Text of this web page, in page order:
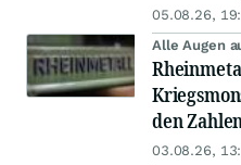
05.08.26,
Alle Augen
den
03.08.26,